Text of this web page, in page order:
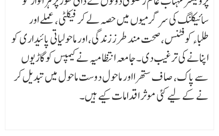
سائیکلنگ کی سرگرمیوں میں حصہ لے کر فیکلٹی، عملے اور
طلباءکو فٹنس، صحت مند طرز زندگی، اور ماحولیاتی پائیداری کو
اپنانے کی ترغیب دی ۔جامعہ انتظامیہ نے کیمپس کو گاڑیوں
سے پاک، صا ف ستھرا اور ماحول دوست ماحول میں تبدیل کر
نے کے لیے کئی موثر اقدامات کیے ہیں۔